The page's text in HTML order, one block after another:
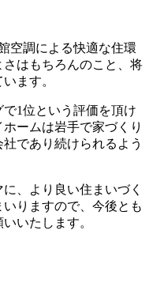
空調による快適な住環
はもちろんのこと、将
ます。
1位という評価を頂け
ームは岩手で家づくり
であり続けられるよう
、より良い住まいづく
りますので、今後とも
いたします。